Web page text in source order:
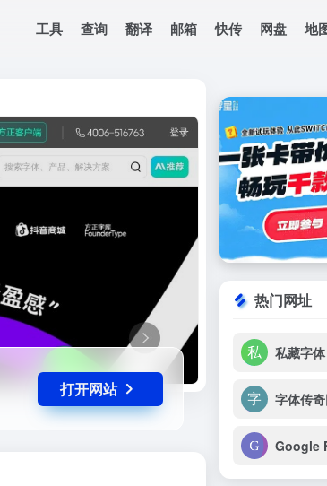
工具 查询 翻译 邮箱 快传 网盘 地
打开网站
热门网址
私藏字体
字体传